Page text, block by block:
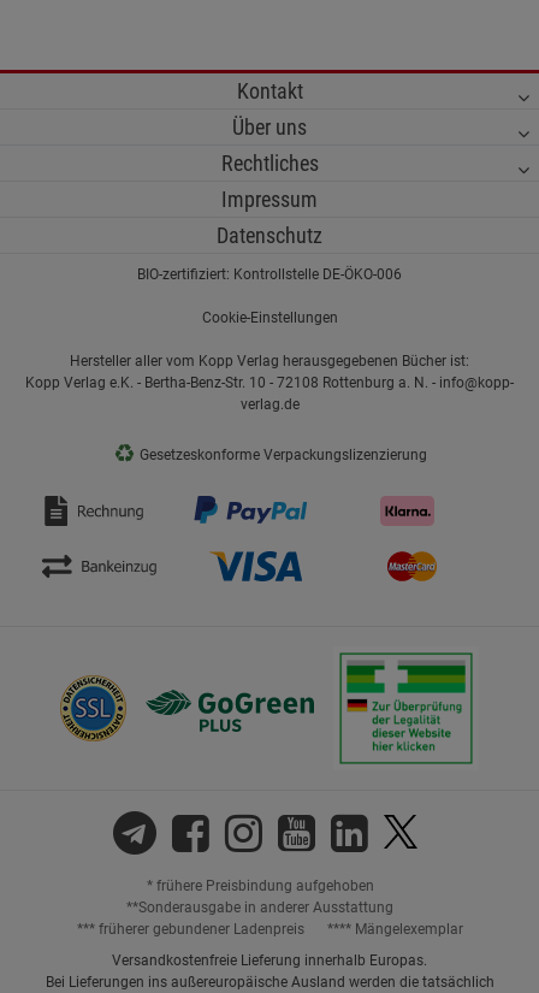
Kontakt
Über uns
Rechtliches
Impressum
Datenschutz
BIO-zertifiziert: Kontrollstelle DE-ÖKO-006
Cookie-Einstellungen
Hersteller aller vom Kopp Verlag herausgegebenen Bücher ist:
Kopp Verlag e.K. - Bertha-Benz-Str. 10 - 72108 Rottenburg a. N. - info@kopp-
verlag.de
♻ Gesetzeskonforme Verpackungslizenzierung
* frühere Preisbindung aufgehoben
**Sonderausgabe in anderer Ausstattung
*** früherer gebundener Ladenpreis
**** Mängelexemplar
Versandkostenfreie Lieferung innerhalb Europas.
Bei Lieferungen ins außereuropäische Ausland werden die tatsächlich